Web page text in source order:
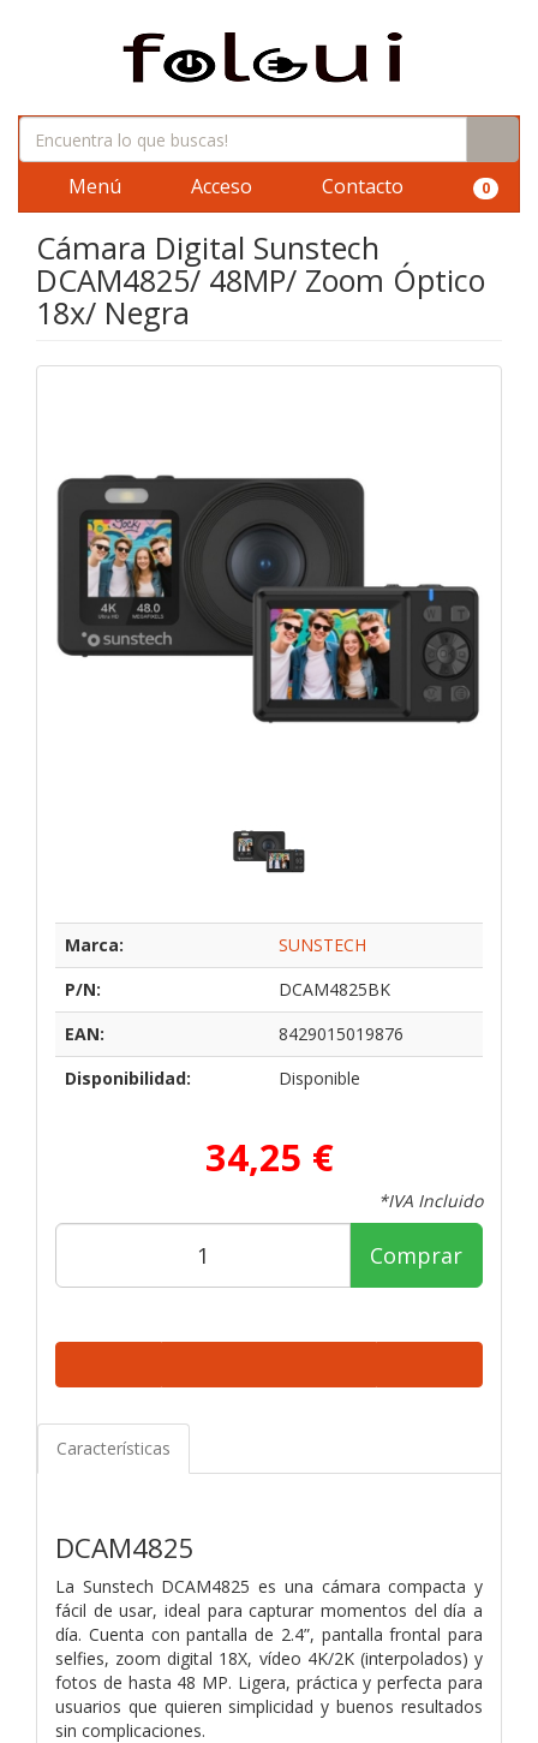
Menú Acceso Contacto 0
Cámara Digital Sunstech
DCAM4825/ 48MP/ Zoom Óptico
18x/ Negra
Marca:
SUNSTECH
P/N:
DCAM4825BK
EAN:
8429015019876
Disponibilidad:
Disponible
34,25 €
*IVA Incluido
Comprar
Características
DCAM4825
La Sunstech DCAM4825 es una cámara compacta y
fácil de usar, ideal para capturar momentos del día a
día. Cuenta con pantalla de 2.4”, pantalla frontal para
selfies, zoomdigital 18X, vídeo 4K/2K (interpolados) y
fotos de hasta 48 MP. Ligera, práctica y perfecta para
usuarios que quieren simplicidad y buenos resultados
sin complicaciones.